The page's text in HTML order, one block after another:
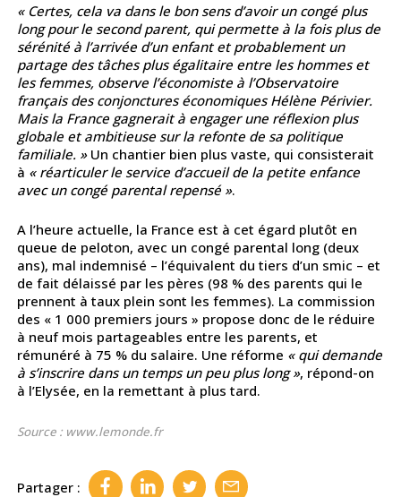
« Certes, cela va dans le bon sens d’avoir un congé plus
long pour le second parent, qui permette à la fois plus de
sérénité à l’arrivée d’un enfant et probablement un
partage des tâches plus égalitaire entre les hommes et
les femmes, observe l’économiste à l’Observatoire
français des conjonctures économiques Hélène Périvier.
Mais la France gagnerait à engager une réflexion plus
globale et ambitieuse sur la refonte de sa politique
familiale. »Un chantier bien plus vaste, qui consisterait
à « réarticuler le service d’accueil de la petite enfance
avec un congé parental repensé ».
A l’heure actuelle, la France est à cet égard plutôt en
queue de peloton, avec un congé parental long (deux
ans), mal indemnisé – l’équivalent du tiers d’un smic – et
de fait délaissé par les pères (98 % des parents qui le
prennent à taux plein sont les femmes). La commission
des « 1 000 premiers jours » propose donc de le réduire
à neuf mois partageables entre les parents, et
rémunéré à 75 % du salaire. Une réforme « qui demande
à s’inscrire dans un temps un peu plus long », répond-on
à l’Elysée, en la remettant à plus tard.
Source : www.lemonde.fr
Partager :